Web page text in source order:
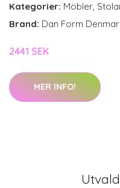
Kategorier: Möbler,
Brand: Dan Form
2441 SEK
MER INFO!